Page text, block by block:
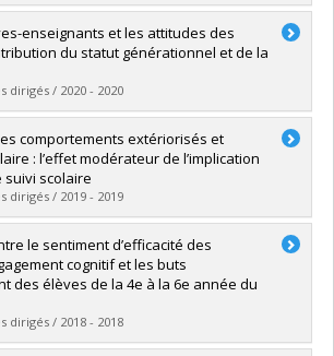
Camille
dans Papyrus
enseignants et les attitudes des
du statut générationnel et de la
dirigés / 2020 - 2020
Blanchard, Ophélie
dans Papyrus
comportements extériorisés et
: l’effet modérateur de l’implication
scolaire
dirigés / 2019 - 2019
Julie
dans Papyrus
le sentiment d’efficacité des
cognitif et les buts
des élèves de la 4e à la 6e année du
dirigés / 2018 - 2018